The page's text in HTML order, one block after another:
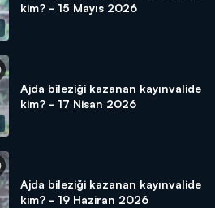
kim? - 15 Mayıs 2026
Ajda bileziği kazanan kayınvalide
kim? - 17 Nisan 2026
Ajda bileziği kazanan kayınvalide
kim? - 19 Haziran 2026